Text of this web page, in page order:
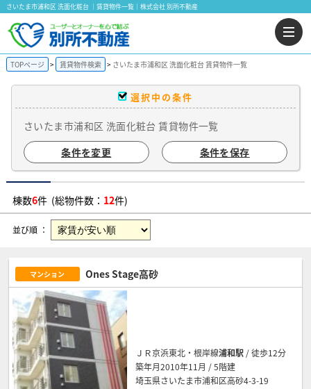
さいたま市浦和区 洗面化粧台 ｜賃貸物件一覧｜株式会社 別所不動産
TOPページ 賃貸物件検索 さいたま市浦和区 洗面化粧台 賃貸物件一覧
選択中の条件
さいたま市浦和区 洗面化粧台 賃貸物件一覧
条件を変更
条件を保存
棟数6件 (総物件数： 12件)
並び順 ：
マンション Ones Stage高砂
ＪＲ京浜東北・根岸線浦和駅 / 徒歩12分
築年月2010年11月 / 5階建
埼玉県さいたま市浦和区高砂4-3-19